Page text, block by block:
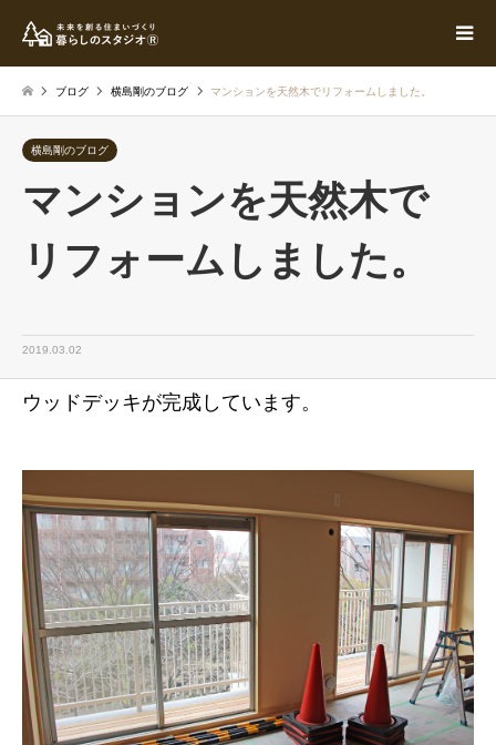
ブログ 横島剛のブログ マンションを天然木でリフォームしました。
横島剛のブログ
マンションを天然木で
リフォームしました。
2019.03.02
ウッドデッキが完成しています。